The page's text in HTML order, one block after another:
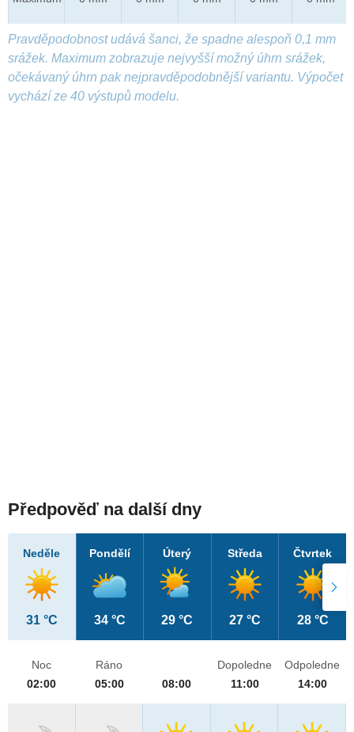
Pravděpodobnost udává šanci, že spadne alespoň 0,1 mm
srážek. Maximum zobrazuje nejvyšší možný úhrn srážek,
očekávaný úhrn pak nejpravděpodobnější variantu. Výpočet
vychází ze 40 výstupů modelu.
Předpověď na další dny
Neděle
31 °C
Pondělí
34 °C
Úterý
29 °C
Středa
27 °C
Čtvrtek
28 °C
Noc
02:00
Ráno
05:00
08:00
Dopoledne
11:00
Odpoledne
14:00